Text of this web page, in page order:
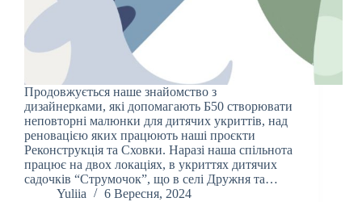
Продовжується наше знайомство з
дизайнерками, які допомагають Б50 створювати
неповторні малюнки для дитячих укриттів, над
реновацією яких працюють наші проєкти
Реконструкція та Сховки. Наразі наша спільнота
працює на двох локаціях, в укриттях дитячих
садочків “Струмочок”, що в селі Дружня та…
Yuliia
6 Вересня, 2024